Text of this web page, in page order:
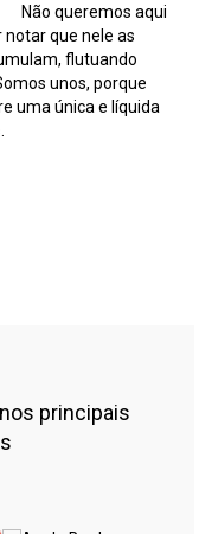
Não queremos aqui
que nele as
flutuando
unos, porque
uma única e líquida
principais